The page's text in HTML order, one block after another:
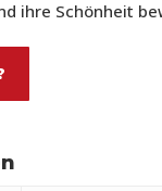
ihre Schönheit